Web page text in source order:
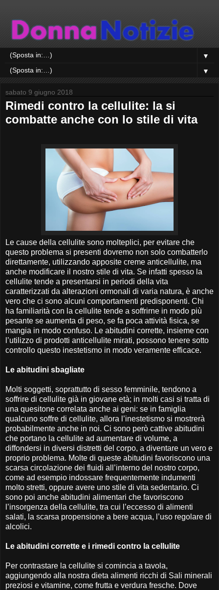
▼
▼
sabato 9 giugno 2018
Rimedi contro la cellulite: la si
combatte anche con lo stile di vita
Le cause della cellulite sono molteplici, per evitare che
questo problema si presenti dovremo non solo combatterlo
direttamente, utilizzando apposite creme anticellulite, ma
anche modificare il nostro stile di vita. Se infatti spesso la
cellulite tende a presentarsi in periodi della vita
caratterizzati da alterazioni ormonali di varia natura, è anche
vero che ci sono alcuni comportamenti predisponenti. Chi
ha familiarità con la cellulite tende a soffrirne in modo più
pesante se aumenta di peso, se fa poca attività fisica, se
mangia in modo confuso. Le abitudini corrette, insieme con
l’utilizzo di prodotti anticellulite mirati, possono tenere sotto
controllo questo inestetismo in modo veramente efficace.
Le abitudini sbagliate
Molti soggetti, soprattutto di sesso femminile, tendono a
soffrire di cellulite già in giovane età; in molti casi si tratta di
una quesitone correlata anche ai geni: se in famiglia
qualcuno soffre di cellulite, allora l’inestetismo si mostrerà
probabilmente anche in noi. Ci sono però cattive abitudini
che portano la cellulite ad aumentare di volume, a
diffondersi in diversi distretti del corpo, a diventare un vero e
proprio problema. Molte di queste abitudini favoriscono una
scarsa circolazione dei fluidi all’interno del nostro corpo,
come ad esempio indossare frequentemente indumenti
molto stretti, oppure avere uno stile di vita sedentario. Ci
sono poi anche abitudini alimentari che favoriscono
l’insorgenza della cellulite, tra cui l’eccesso di alimenti
salati, la scarsa propensione a bere acqua, l’uso regolare di
alcolici.
Le abitudini corrette e i rimedi contro la cellulite
Per contrastare la cellulite si comincia a tavola,
aggiungendo alla nostra dieta alimenti ricchi di Sali minerali
preziosi e vitamine, come frutta e verdura fresche. Dove